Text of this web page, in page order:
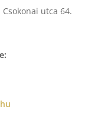
utca 64.